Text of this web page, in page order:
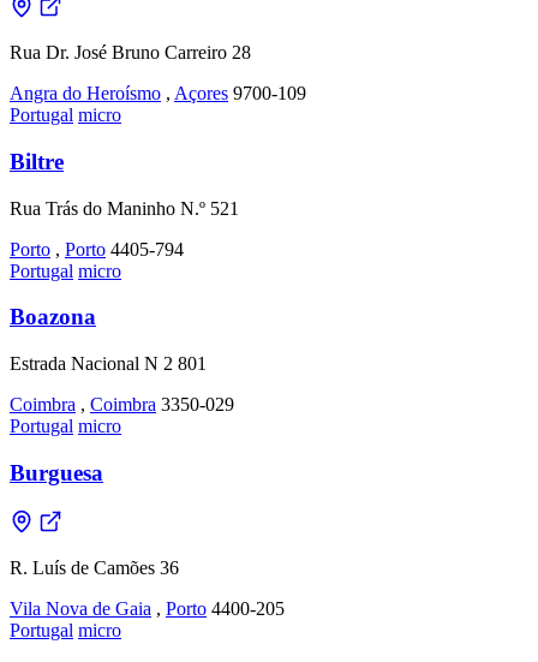
Rua Dr. José Bruno Carreiro 28
Angra do Heroísmo , Açores 9700-109
Portugal micro
Biltre
Rua Trás do Maninho N.º 521
Porto , Porto 4405-794
Portugal micro
Boazona
Estrada Nacional N 2 801
Coimbra , Coimbra 3350-029
Portugal micro
Burguesa
R. Luís de Camões 36
Vila Nova de Gaia , Porto 4400-205
Portugal micro